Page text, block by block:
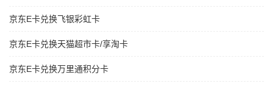
京东E卡兑换飞银彩虹卡
京东E卡兑换天猫超市卡/享淘卡
京东E卡兑换万里通积分卡